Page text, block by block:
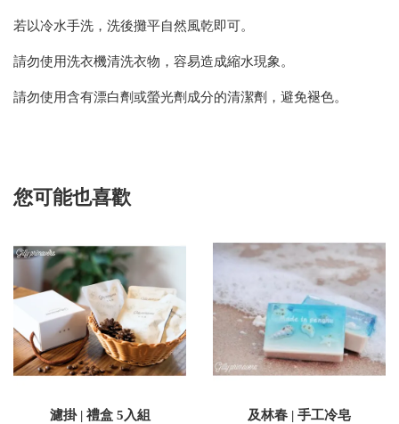
若以冷水手洗，洗後攤平自然風乾即可。
請勿使用洗衣機清洗衣物，容易造成縮水現象。
請勿使用含有漂白劑或螢光劑成分的清潔劑，避免褪色。
您可能也喜歡
濾掛 | 禮盒 5入組 及林春 | 手工冷皂